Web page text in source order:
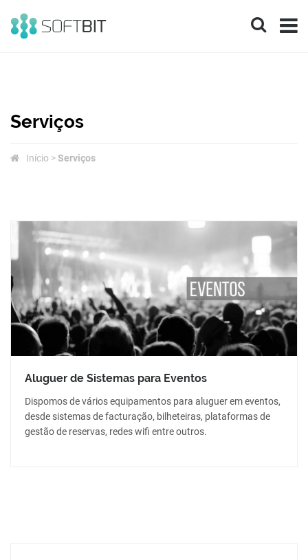
Inovação
Serviços
Início >Serviços
Aluguer de Sistemas para Eventos
Dispomos de vários equipamentos para aluguer em eventos,
desde sistemas de facturação, bilheteiras, plataformas de
gestão de reservas, redes wifi entre outros.